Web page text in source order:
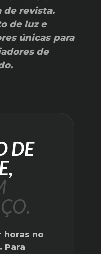
de revista.
de luz e
únicaspara
de
DE
horas no
Para